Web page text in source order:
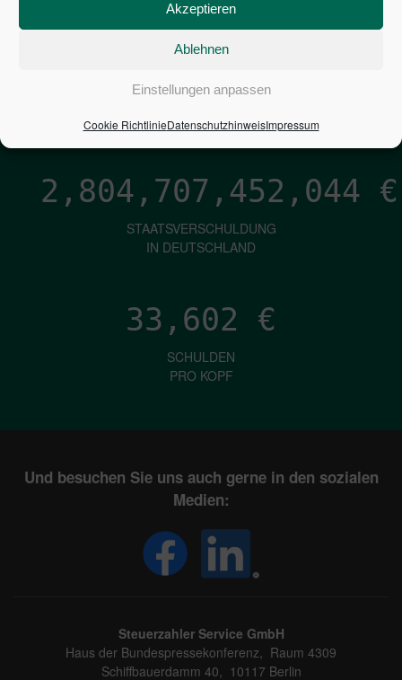
Akzeptieren
Ablehnen
Einstellungen anpassen
Cookie RichtlinieDatenschutzhinweisImpressum
1,601
ZINSEN
PRO SEKUNDE
2,804,707,453,314 €
STAATSVERSCHULDUNG
IN DEUTSCHLAND
33,602 €
SCHULDEN
PRO KOPF
Und besuchen Sie uns auch gerne in den sozialen
Medien:
Steuerzahler Service GmbH
Haus der Bundespressekonferenz, Raum 4309
Schiffbauerdamm 40, 10117 Berlin